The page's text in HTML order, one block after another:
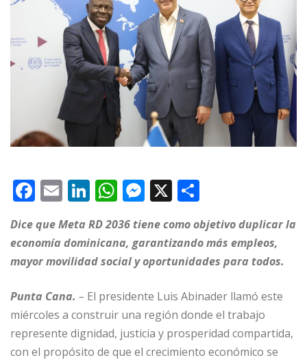
F
c
e
o
o
k
E
m
ai
l
Li
n
k
e
n
W
h
at
s
p
p
M
ss
e
n
g
e
r
X
o
m
p
ti
r
Dice que Meta RD 2036 tiene como objetivo duplicar la
economía dominicana, garantizando más empleos,
mayor movilidad social y oportunidades para todos.
Punta Cana. – El presidente Luis Abinader llamó este
miércoles a construir una región donde el trabajo
represente dignidad, justicia y prosperidad compartida,
con el propósito de que el crecimiento económico se